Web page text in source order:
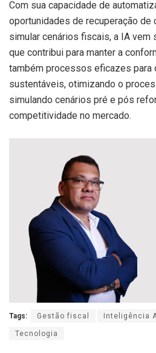
Com sua capacidade de
oportunidades de recuperação
simular cenários fiscais, a IA vem
que contribui para manter a
também processos eficazes para
sustentáveis, otimizando o
simulando cenários pré e pós
competitividade no mercado.
Tags: Gestão fiscal Inteligência
Tecnologia